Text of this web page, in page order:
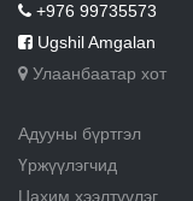
+976 99735573
Ugshil Amgalan
Улаанбаатар хот
Адууны бүртгэл
Үржүүлэгчид
Цахим хээлтүүлэг